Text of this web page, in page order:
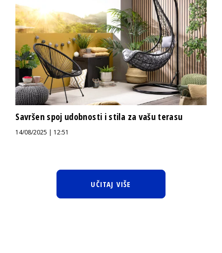
Savršen spoj udobnosti i stila za vašu terasu
14/08/2025 | 12:51
UČITAJ VIŠE